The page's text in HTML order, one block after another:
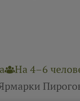
На 4–6